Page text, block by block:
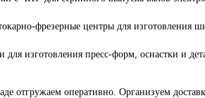
фрезерные центры для изготовления
изготовления пресс-форм, оснастки и
отгружаем оперативно. Организуем